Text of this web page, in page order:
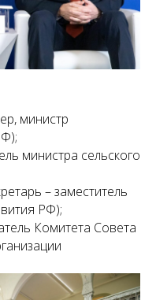
министр
министра сельского
– заместитель
РФ);
Комитета Совета